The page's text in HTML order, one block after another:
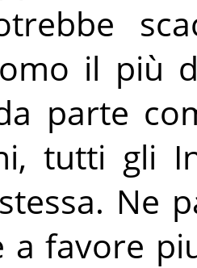
il più
parte
tutti gli
Ne
a favore